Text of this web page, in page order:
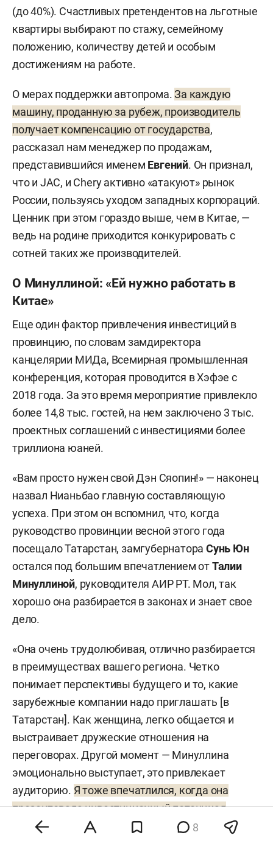
(до 40%). Счастливых претендентов на льготные
квартиры выбирают по стажу, семейному
положению, количеству детей и особым
достижениям на работе.
О мерах поддержки автопрома.За каждую
машину, проданную за рубеж, производитель
получает компенсацию от государства,
рассказал нам менеджер по продажам,
представившийся именем Евгений. Он признал,
что и JAC, и Chery активно «атакуют» рынок
России, пользуясь уходом западных корпораций.
Ценник при этом гораздо выше, чем в Китае, —
ведь на родине приходится конкурировать с
сотней таких же производителей.
О Минуллиной: «Ей нужно работать в
Китае»
Еще один фактор привлечения инвестиций в
провинцию, по словам замдиректора
канцелярии МИДа, Всемирная промышленная
конференция, которая проводится в Хэфэе с
2018 года. За это время мероприятие привлекло
более 14,8 тыс. гостей, на нем заключено 3 тыс.
проектных соглашений с инвестициями более
триллиона юаней.
«Вам просто нужен свой Дэн Сяопин!» — наконец
назвал Нианьбао главную составляющую
успеха. При этом он вспомнил, что, когда
руководство провинции весной этого года
посещало Татарстан, замгубернатора Сунь Юн
остался под большим впечатлением отТалии
Минуллиной, руководителя АИР РТ. Мол, так
хорошо она разбирается в законах и знает свое
дело.
«Она очень трудолюбивая, отлично разбирается
в преимуществах вашего региона. Четко
понимает перспективы будущего и то, какие
зарубежные компании надо приглашать [в
Татарстан]. Как женщина, легко общается и
выстраивает дружеские отношения на
переговорах. Другой момент — Минуллина
эмоционально выступает, это привлекает
аудиторию. Я тоже впечатлился, когда она
презентовала инвестиционный потенциал
вашего региона в татарской национальной
8